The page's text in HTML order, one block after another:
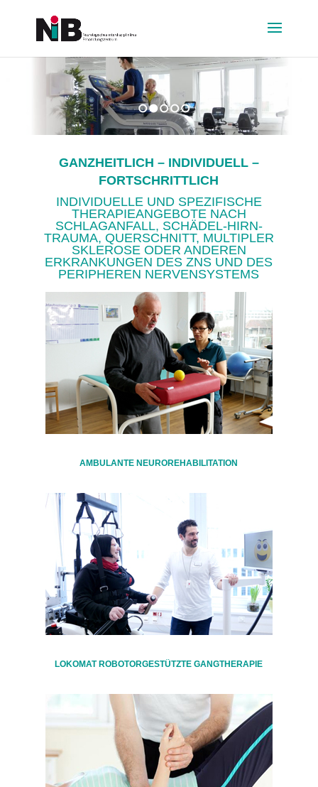
1 2 3 4 5
GANZHEITLICH – INDIVIDUELL –
FORTSCHRITTLICH
INDIVIDUELLE UND SPEZIFISCHE
THERAPIEANGEBOTE NACH
SCHLAGANFALL, SCHÄDEL-HIRN-
TRAUMA, QUERSCHNITT, MULTIPLER
SKLEROSE ODER ANDEREN
ERKRANKUNGEN DES ZNS UND DES
PERIPHEREN NERVENSYSTEMS
AMBULANTE NEUROREHABILITATION
LOKOMAT ROBOTORGESTÜTZTE GANGTHERAPIE